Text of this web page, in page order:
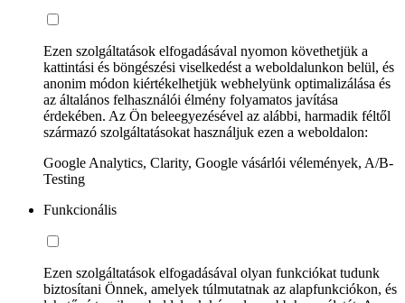
Ezen szolgáltatások elfogadásával nyomon követhetjük a
kattintási és böngészési viselkedést a weboldalunkon belül, és
anonim módon kiértékelhetjük webhelyünk optimalizálása és
az általános felhasználói élmény folyamatos javítása
érdekében. Az Ön beleegyezésével az alábbi, harmadik féltől
származó szolgáltatásokat használjuk ezen a weboldalon:
Google Analytics, Clarity, Google vásárlói vélemények, A/B-
Testing
Funkcionális
Ezen szolgáltatások elfogadásával olyan funkciókat tudunk
biztosítani Önnek, amelyek túlmutatnak az alapfunkciókon, és